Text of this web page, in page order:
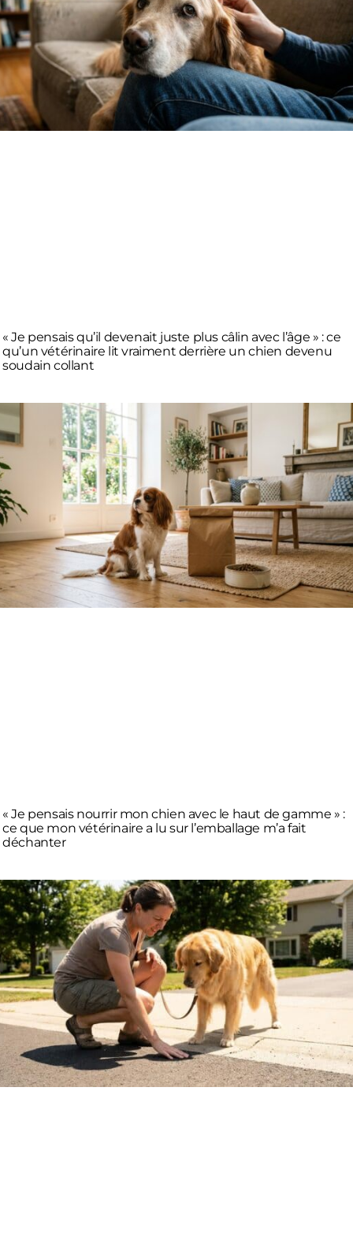
« Je pensais qu’il devenait juste plus câlin avec l’âge » : ce
qu’un vétérinaire lit vraiment derrière un chien devenu
soudain collant
« Je pensais nourrir mon chien avec le haut de gamme » :
ce que mon vétérinaire a lu sur l’emballage m’a fait
déchanter